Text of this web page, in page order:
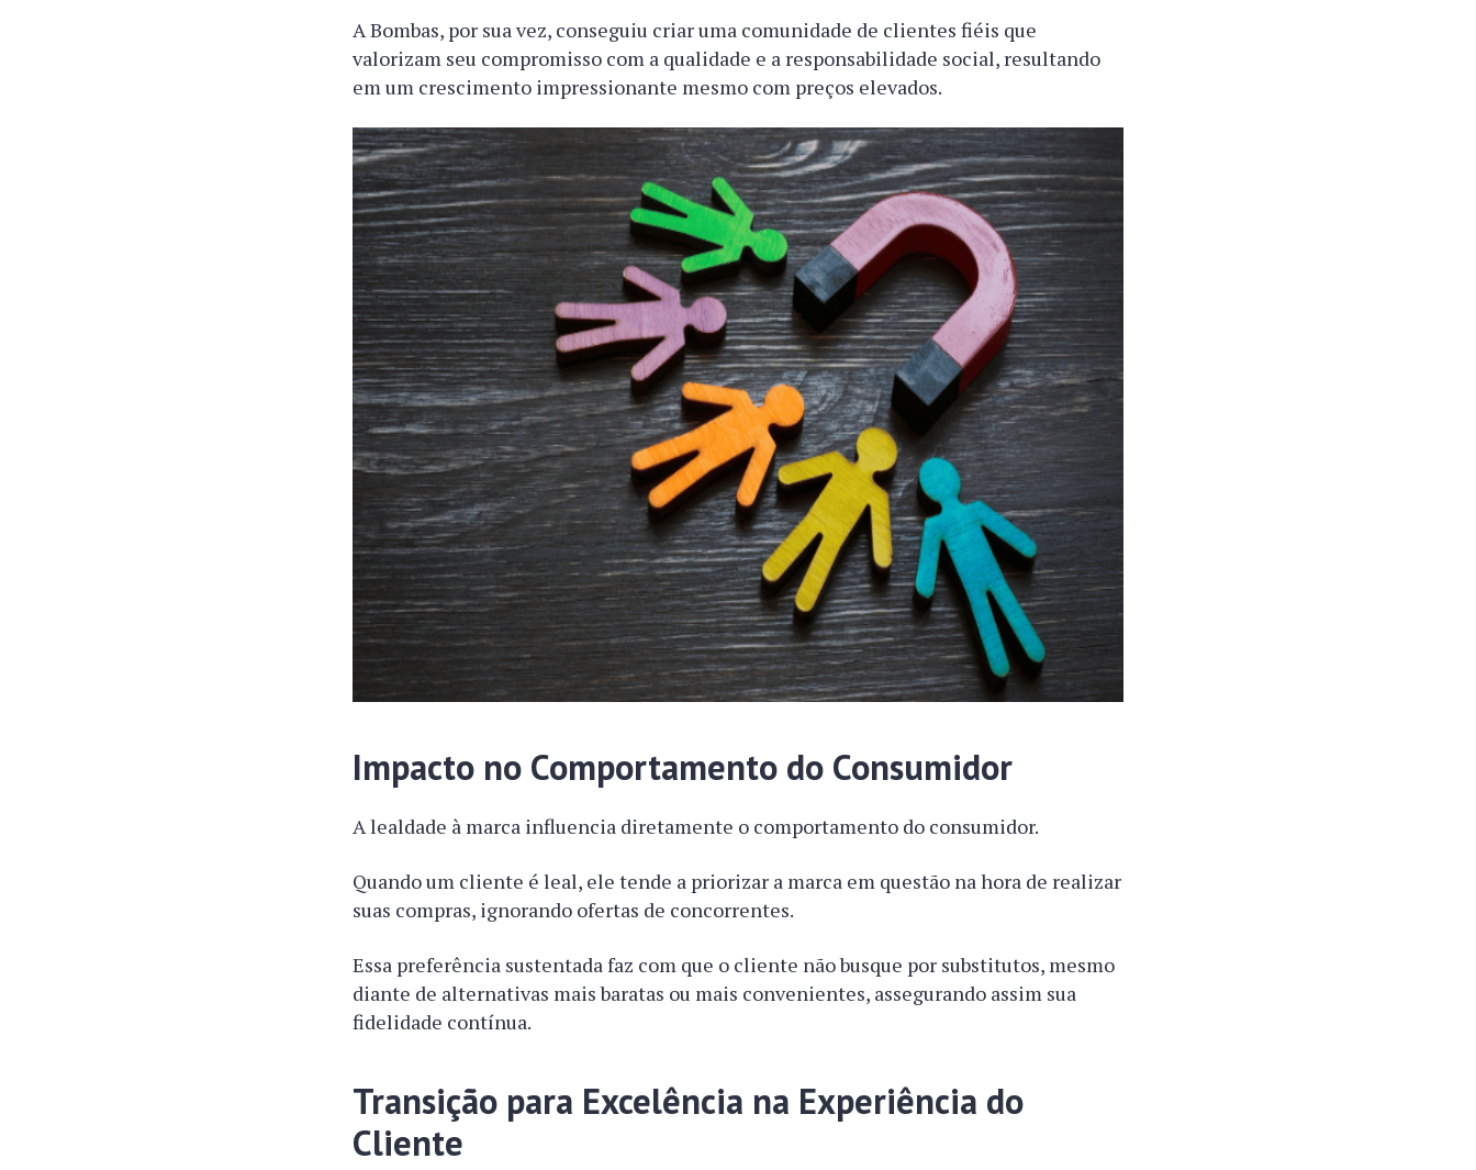
A Bombas, por sua vez, conseguiu criar uma comunidade de clientes fiéis que
valorizam seu compromisso com a qualidade e a responsabilidade social, resultando
em um crescimento impressionante mesmo com preços elevados.
Impacto no Comportamento do Consumidor
A lealdade à marca influencia diretamente o comportamento do consumidor.
Quando um cliente é leal, ele tende a priorizar a marca em questão na hora de realizar
suas compras, ignorando ofertas de concorrentes.
Essa preferência sustentada faz com que o cliente não busque por substitutos, mesmo
diante de alternativas mais baratas ou mais convenientes, assegurando assim sua
fidelidade contínua.
Transição para Excelência na Experiência do
Cliente